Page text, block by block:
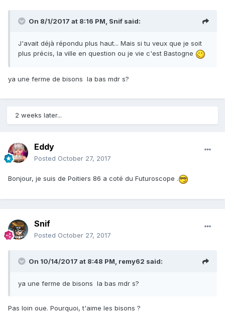
On 8/1/2017 at 8:16 PM, Snif said:
J'avait déjà répondu plus haut... Mais si tu veux que je soit
plus précis, la ville en question ou je vie c'est Bastogne
ya une ferme de bisons la bas mdr s?
2 weeks later...
Eddy
Posted October 27, 2017
Bonjour, je suis de Poitiers 86 a coté du Futuroscope .
Snif
Posted October 27, 2017
On 10/14/2017 at 8:48 PM, remy62 said:
ya une ferme de bisons la bas mdr s?
Pas loin oue. Pourquoi, t'aime les bisons ?